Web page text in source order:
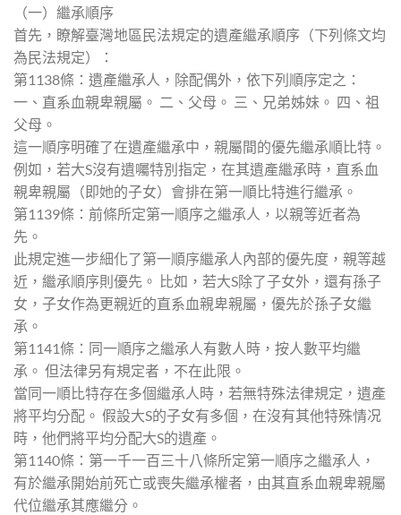
（一）繼承順序
首先，瞭解臺灣地區民法規定的遺產繼承順序（下列條文均
為民法規定）：
第1138條：遺產繼承人，除配偶外，依下列順序定之：
一、直系血親卑親屬。 二、父母。 三、兄弟姊妹。 四、祖
父母。
這一順序明確了在遺產繼承中，親屬間的優先繼承順比特。
例如，若大S沒有遺囑特別指定，在其遺產繼承時，直系血
親卑親屬（即她的子女）會排在第一順比特進行繼承。
第1139條：前條所定第一順序之繼承人，以親等近者為
先。
此規定進一步細化了第一順序繼承人內部的優先度，親等越
近，繼承順序則優先。 比如，若大S除了子女外，還有孫子
女，子女作為更親近的直系血親卑親屬，優先於孫子女繼
承。
第1141條：同一順序之繼承人有數人時，按人數平均繼
承。 但法律另有規定者，不在此限。
當同一順比特存在多個繼承人時，若無特殊法律規定，遺產
將平均分配。 假設大S的子女有多個，在沒有其他特殊情况
時，他們將平均分配大S的遺產。
第1140條：第一千一百三十八條所定第一順序之繼承人，
有於繼承開始前死亡或喪失繼承權者，由其直系血親卑親屬
代位繼承其應繼分。